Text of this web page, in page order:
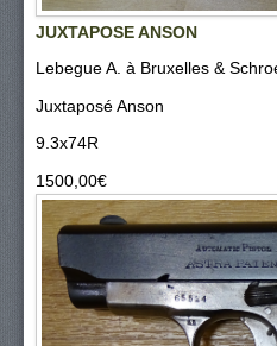
JUXTAPOSE ANSON
Lebegue A. à Bruxelles &
Juxtaposé Anson
9.3x74R
1500,00‎€